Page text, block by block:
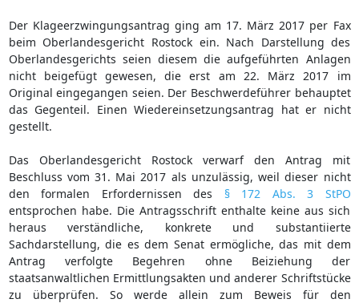
Der Klageerzwingungsantrag ging am 17. März 2017 per Fax
beim Oberlandesgericht Rostock ein. Nach Darstellung des
Oberlandesgerichts seien diesem die aufgeführten Anlagen
nicht beigefügt gewesen, die erst am 22. März 2017 im
Original eingegangen seien. Der Beschwerdeführer behauptet
das Gegenteil. Einen Wiedereinsetzungsantrag hat er nicht
gestellt.
Das Oberlandesgericht Rostock verwarf den Antrag mit
Beschluss vom 31. Mai 2017 als unzulässig, weil dieser nicht
den formalen Erfordernissen des § 172 Abs. 3 StPO
entsprochen habe. Die Antragsschrift enthalte keine aus sich
heraus verständliche, konkrete und substantiierte
Sachdarstellung, die es dem Senat ermögliche, das mit dem
Antrag verfolgte Begehren ohne Beiziehung der
staatsanwaltlichen Ermittlungsakten und anderer Schriftstücke
zu überprüfen. So werde allein zum Beweis für den